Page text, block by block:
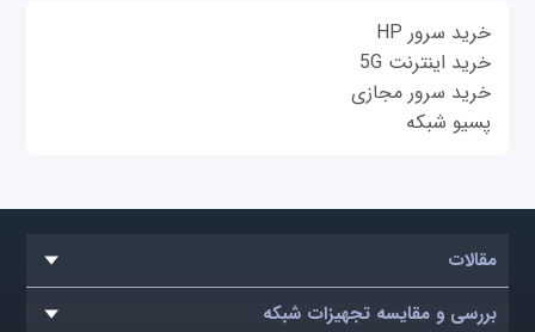
خرید سرور HP
خرید اینترنت 5G
خرید سرور مجازی
پسیو شبکه
مقالات
بررسی و مقایسه تجهیزات شبکه